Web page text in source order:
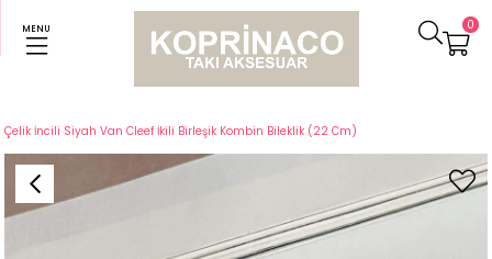
MENU 0
Bileklikler
Çelik İncili Siyah Van Cleef İkili Birleşik Kombin Bileklik (22 Cm)